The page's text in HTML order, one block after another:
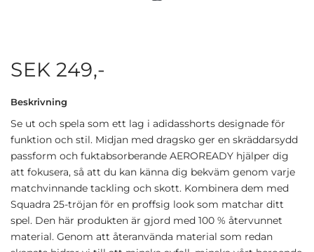
SEK 249,-
Beskrivning
Se ut och spela som ett lag i adidasshorts designade för
funktion och stil. Midjan med dragsko ger en skräddarsydd
passform och fuktabsorberande AEROREADY hjälper dig
att fokusera, så att du kan känna dig bekväm genom varje
matchvinnande tackling och skott. Kombinera dem med
Squadra 25-tröjan för en proffsig look som matchar ditt
spel. Den här produkten är gjord med 100 % återvunnet
material. Genom att återanvända material som redan